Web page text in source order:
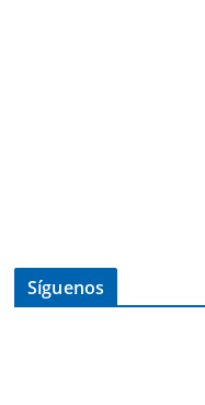
Síguenos